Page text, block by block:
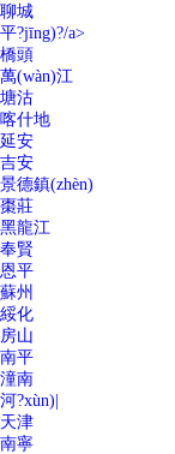
聊城
平?jīng)?/a>
橋頭
萬(wàn)江
塘沽
喀什地
延安
吉安
景德鎮(zhèn)
棗莊
黑龍江
奉賢
恩平
蘇州
綏化
房山
南平
潼南
河?xùn)|
天津
南寧